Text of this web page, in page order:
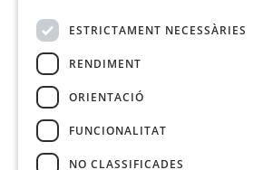
ESTRICTAMENT NECESSÀRIES
RENDIMENT
ORIENTACIÓ
FUNCIONALITAT
NO CLASSIFICADES